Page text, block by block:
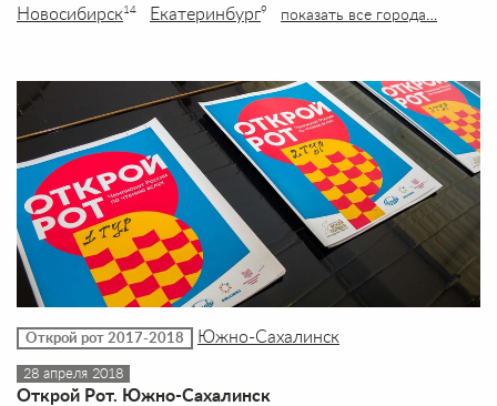
Новосибирск14 Екатеринбург9 показать все города…
Открой рот 2017-2018 Южно-Сахалинск
28 апреля 2018
Открой Рот. Южно-Сахалинск